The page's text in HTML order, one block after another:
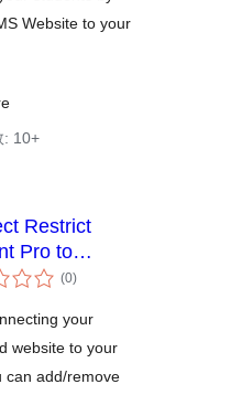
Website to your
: 10+
Restrict
Pro to
AddOn
(0個
の)
your
website to your
can add/remove